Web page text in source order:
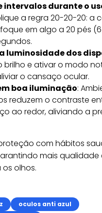
intervalos durante o
a regra 20-20-20: a
em algo a 20 pés
luminosidade dos
brilho e ativar o modo
o cansaço ocular.
boa iluminação:
reduzem o contraste
ao redor, aliviando a
com hábitos
mais qualidade
olhos.
oculos anti azul